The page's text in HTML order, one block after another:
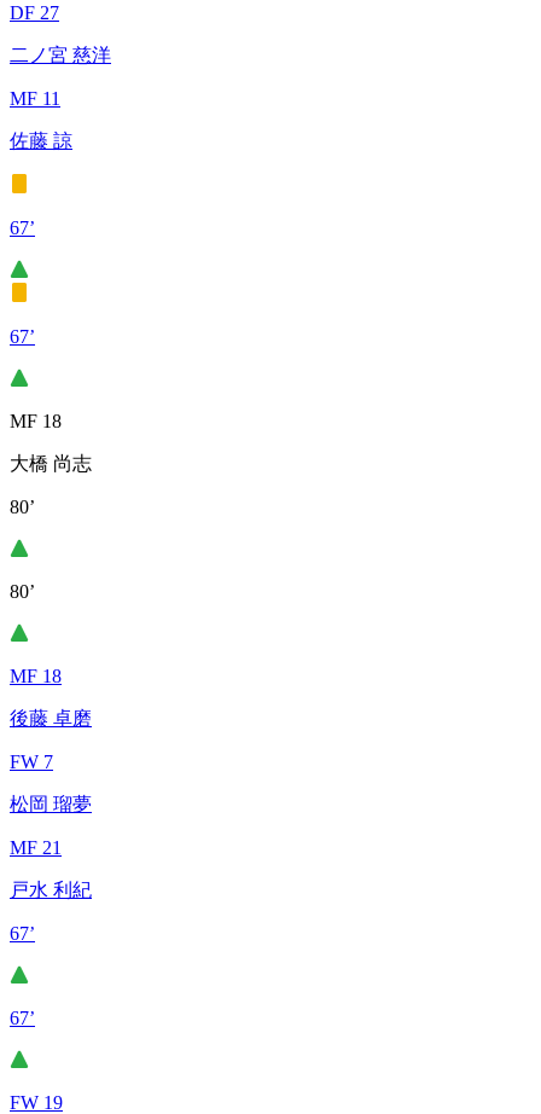
DF 27
二ノ宮 慈洋
MF 11
佐藤 諒
67’
67’
MF 18
大橋 尚志
80’
80’
MF 18
後藤 卓磨
FW 7
松岡 瑠夢
MF 21
戸水 利紀
67’
67’
FW 19